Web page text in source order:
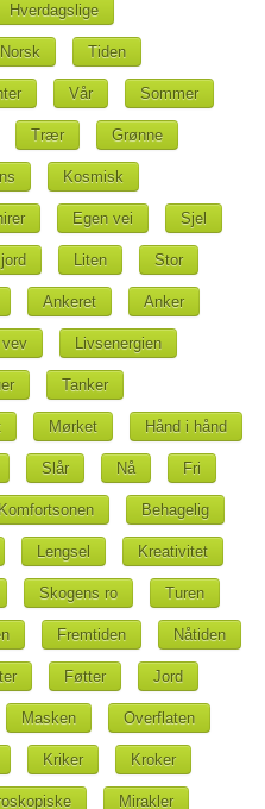
Hverdagslige
Norsk Tiden
Vår Sommer
Trær Grønne
Kosmisk
Egen vei Sjel
Liten Stor
Ankeret Anker
vev Livsenergien
Tanker
Mørket Hånd i hånd
Slår Nå Fri
Komfortsonen Behagelig
Lengsel Kreativitet
Skogens ro Turen
Fremtiden Nåtiden
Føtter Jord
Masken Overflaten
Kriker Kroker
Mirakler